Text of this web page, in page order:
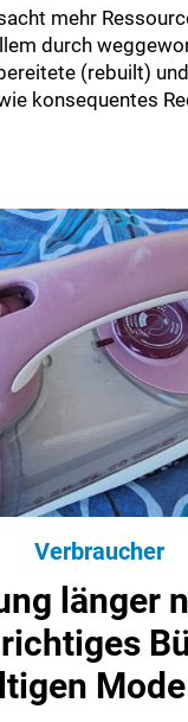
mehr
durch
(rebuilt)
konsequentes
Verbraucher
länger